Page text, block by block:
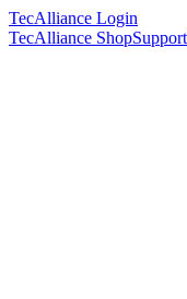
TecAlliance Login
TecAlliance ShopSupport